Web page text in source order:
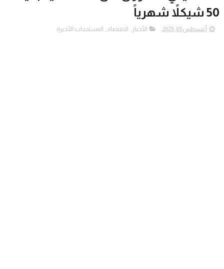
50 شيكلاً شهرياً
أغسطس 03, 2023 الأخبار , الاقتصاد, المستجدات الأخيرة